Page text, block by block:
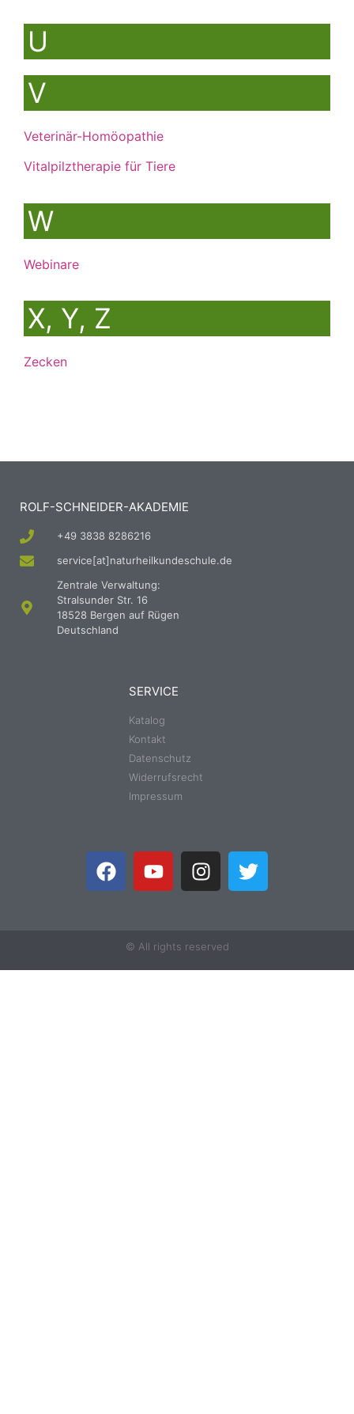
U
V
Veterinär-Homöopathie
Vitalpilztherapie für Tiere
W
Webinare
X, Y, Z
Zecken
ROLF-SCHNEIDER-AKADEMIE
+49 3838 8286216
service[at]naturheilkundeschule.de
Zentrale Verwaltung:
Stralsunder Str. 16
18528 Bergen auf Rügen
Deutschland
SERVICE
Katalog
Kontakt
Datenschutz
Widerrufsrecht
Impressum
© All rights reserved